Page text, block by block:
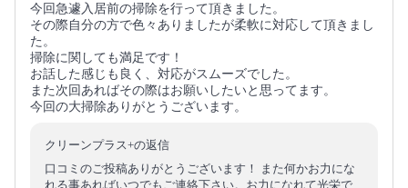
今回急遽入居前の掃除を行って頂きました。
その際自分の方で色々ありましたが柔軟に対応して頂きまし
た。
掃除に関しても満足です！
お話した感じも良く、対応がスムーズでした。
また次回あればその際はお願いしたいと思ってます。
今回の大掃除ありがとうございます。
クリーンプラス+の返信
口コミのご投稿ありがとうございます！ また何かお力にな
れる事あればいつでもご連絡下さい。お力になれて光栄で